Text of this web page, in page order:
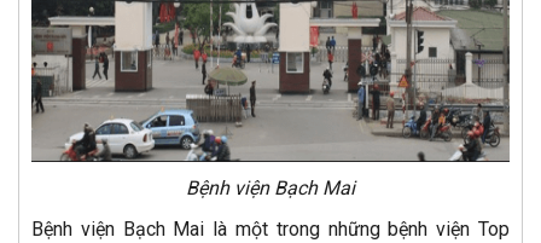
Bệnh viện Bạch Mai
Bệnh viện Bạch Mai là một trong những bệnh viện Top